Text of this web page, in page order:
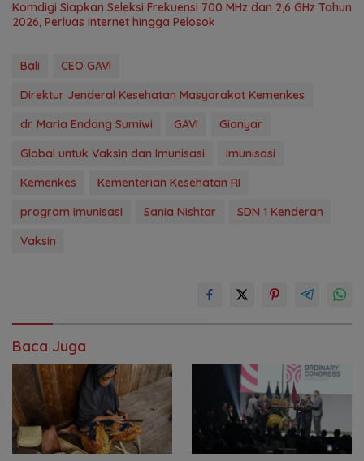
Komdigi Siapkan Seleksi Frekuensi 700 MHz dan 2,6 GHz Tahun
2026, Perluas Internet hingga Pelosok
Bali
CEO GAVI
Direktur Jenderal Kesehatan Masyarakat Kemenkes
dr. Maria Endang Sumiwi
GAVI
Gianyar
Global untuk Vaksin dan Imunisasi
Imunisasi
Kemenkes
Kementerian Kesehatan RI
program imunisasi
Sania Nishtar
SDN 1 Kenderan
Vaksin
Baca Juga